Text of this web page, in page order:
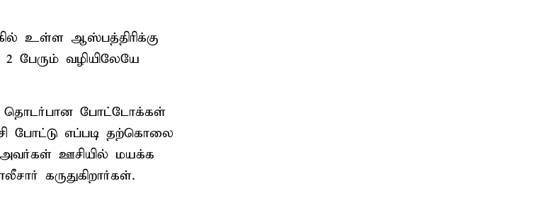
உள்ள ஆஸ்பத்திரிக்கு
பேரும் வழியிலேயே
தொடர்பான போட்டோக்கள்
போட்டு எப்படி தற்கொலை
ஊசியில் மயக்க
கருதுகிறார்கள்.